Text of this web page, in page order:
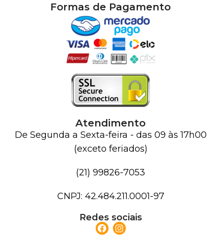
Formas de Pagamento
Atendimento
De Segunda a Sexta-feira - das 09 às 17h00
(exceto feriados)
(21) 99826-7053
CNPJ: 42.484.211.0001-97
Redes sociais